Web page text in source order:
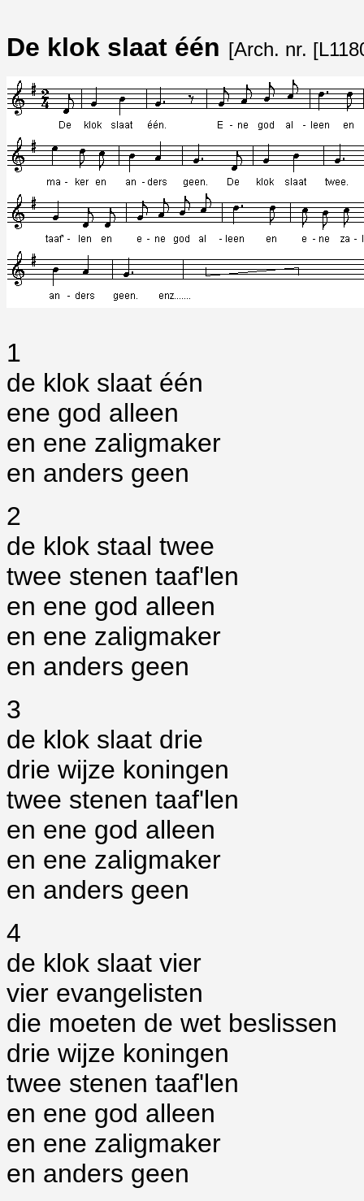
De klok slaat één [Arch. nr.
1
de klok slaat één
ene god alleen
en ene zaligmaker
en anders geen
2
de klok staal twee
twee stenen taaf'len
en ene god alleen
en ene zaligmaker
en anders geen
3
de klok slaat drie
drie wijze koningen
twee stenen taaf'len
en ene god alleen
en ene zaligmaker
en anders geen
4
de klok slaat vier
vier evangelisten
die moeten de wet beslissen
drie wijze koningen
twee stenen taaf'len
en ene god alleen
en ene zaligmaker
en anders geen